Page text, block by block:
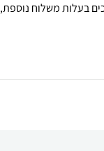
בעלות משלוח נוספת,